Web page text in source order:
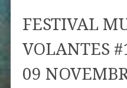
FESTIVAL
VOLANTES
09